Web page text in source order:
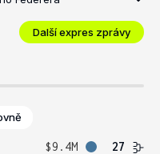
Další expres zprávy
$9.4M
27